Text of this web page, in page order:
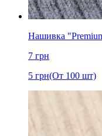
Нашивка
7 грн
5 грн(От 100 шт)